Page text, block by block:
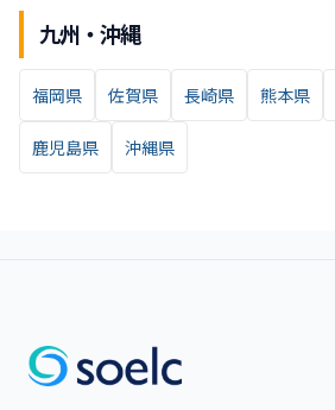
九州・沖縄
福岡県 佐賀県 長崎県 熊本県
鹿児島県 沖縄県